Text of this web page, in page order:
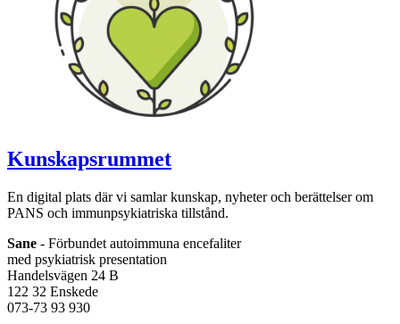
Kunskapsrummet
En digital plats där vi samlar kunskap, nyheter och berättelser om
PANS och immunpsykiatriska tillstånd.
Sane - Förbundet autoimmuna encefaliter
med psykiatrisk presentation
Handelsvägen 24 B
122 32 Enskede
073-73 93 930